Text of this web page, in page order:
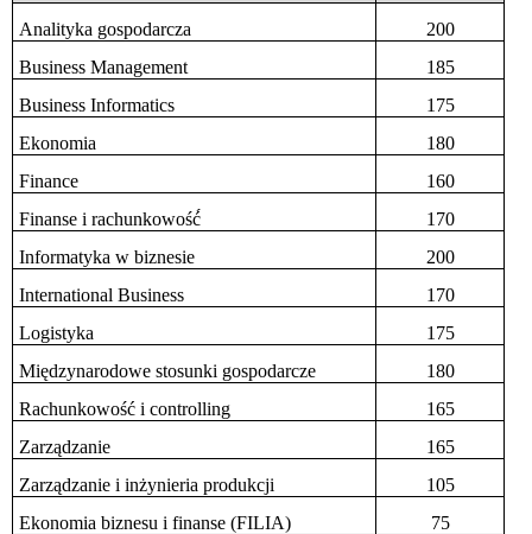
Analityka gospodarcza
200
Business Management
185
Business Informatics
175
Ekonomia
180
Finance
160
Finanse i rachunkowość́
170
Informatyka w biznesie
200
International Business
170
Logistyka
175
Międzynarodowe stosunki gospodarcze
180
Rachunkowość i controlling
165
Zarządzanie
165
Zarządzanie i inżynieria produkcji
105
Ekonomia biznesu i finanse (FILIA)
75